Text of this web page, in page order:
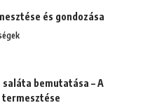
és gondozása
saláta bemutatása – A